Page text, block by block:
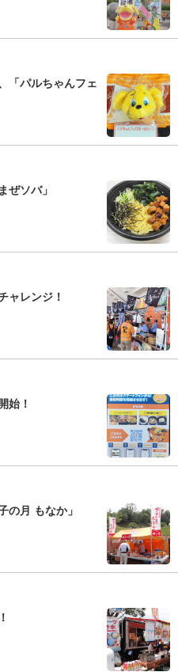
「パルちゃんフェ
ぜソバ」
ャレンジ！
始！
の月 もなか」